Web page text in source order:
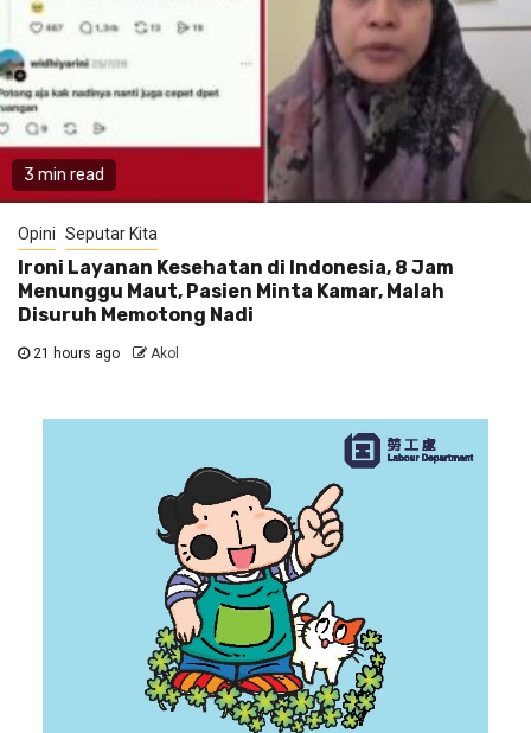
3 min read
Opini Seputar Kita
Ironi Layanan Kesehatan di Indonesia, 8 Jam
Menunggu Maut, Pasien Minta Kamar, Malah
Disuruh Memotong Nadi
21 hours ago Akol